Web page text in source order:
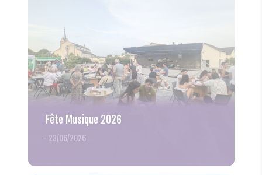
Fête Musique 2026
- 23/06/2026